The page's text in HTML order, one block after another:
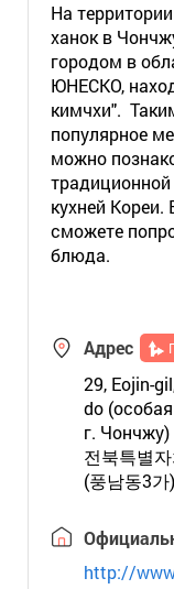
На
ханок в
городом в
ЮНЕСКО,
кимчхи".
популярное
можно
традиционной
кухней
сможете
блюда.
Адрес
29, Eojin-
do
г. Чончжу)
전북특별
(풍남동3가)
http://